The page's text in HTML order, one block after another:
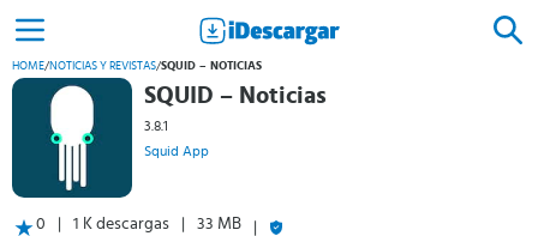
HOME/NOTICIAS Y REVISTAS/SQUID – NOTICIAS
SQUID – Noticias
3.8.1
Squid App
0 1 K descargas 33 MB